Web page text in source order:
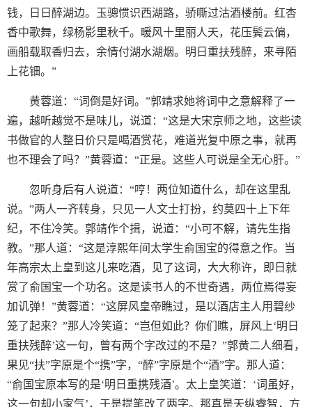
钱，日日醉湖边。玉骢惯识西湖路，骄嘶过沽酒楼前。红杏
香中歌舞，绿杨影里秋千。暖风十里丽人天，花压鬓云偏，
画船载取香归去，余情付湖水湖烟。明日重扶残醉，来寻陌
上花钿。”
黄蓉道：“词倒是好词。”郭靖求她将词中之意解释了一
遍，越听越觉不是味儿，说道：“这是大宋京师之地，这些读
书做官的人整日价只是喝酒赏花，难道光复中原之事，就再
也不理会了吗？”黄蓉道：“正是。这些人可说是全无心肝。”
忽听身后有人说道：“哼！两位知道什么，却在这里乱
说。”两人一齐转身，只见一人文士打扮，约莫四十上下年
纪，不住冷笑。郭靖作个揖，说道：“小可不解，请先生指
教。”那人道：“这是淳熙年间太学生俞国宝的得意之作。当
年高宗太上皇到这儿来吃酒，见了这词，大大称许，即日就
赏了俞国宝一个功名。这是读书人的不世奇遇，两位焉得妄
加讥弹！”黄蓉道：“这屏风皇帝瞧过，是以酒店主人用碧纱
笼了起来？”那人冷笑道：“岂但如此？你们瞧，屏风上‘明日
重扶残醉’这一句，曾有两个字改过的不是？”郭黄二人细看，
果见“扶”字原是个“携”字，“醉”字原是个“酒”字。那人道：
“俞国宝原本写的是‘明日重携残酒’。太上皇笑道：‘词虽好，
这一句却小家气’，于是提笔改了两字。那真是天纵睿智，方